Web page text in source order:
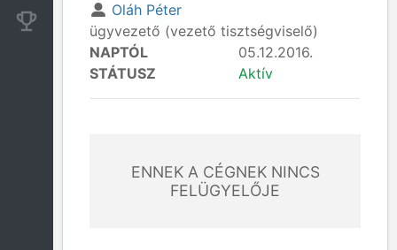
Konkurens cégek
Oláh Péter
ügyvezető (vezető tisztségviselő)
NAPTÓL
05.12.2016.
STÁTUSZ
Aktív
ENNEK A CÉGNEK NINCS
FELÜGYELŐJE